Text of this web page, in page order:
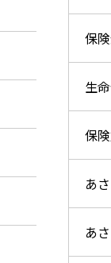
保
生
保
あ
あ